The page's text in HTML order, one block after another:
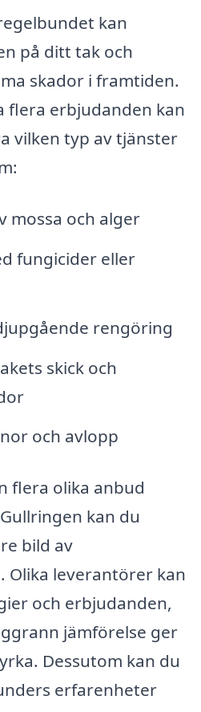
kan
på ditt tak och
skador i framtiden.
flera erbjudanden kan
vilken typ av tjänster
mossa och alger
fungicider eller
rengöring
skick och
och avlopp
flera olika anbud
kan du
bild av
Olika leverantörer kan
och erbjudanden,
jämförelse ger
Dessutom kan du
erfarenheter